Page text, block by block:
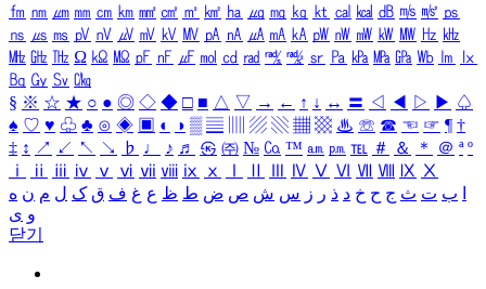
㎙ ㎚ ㎛ ㎜ ㎝ ㎞ ㎟ ㎠ ㎡ ㎢ ㏊ ㎍ ㎎ ㎏ ㏏ ㎈ ㎉ ㏈ ㎧ ㎨ ㎰
㎱ ㎲ ㎳ ㎴ ㎵ ㎶ ㎷ ㎸ ㎹ ㎀ ㎁ ㎂ ㎃ ㎄ ㎺ ㎻ ㎽ ㎾ ㎿ ㎐ ㎑
㎒ ㎓ ㎔ Ω ㏀ ㏁ ㎊ ㎋ ㎌ ㏖ ㏅ ㎭ ㎮ ㎯ ㏛ ㎩ ㎪ ㎫ ㎬ ㏝ ㏐
㏓
㏃ ㏉ ㏜ ㏆
§ ※ ☆ ★ ○ ● ◎ ◇ ◆ □ ■ △ ▽ → ← ↑ ↓ ↔ 〓 ◁ ◀ ▷ ▶ ♤
♠ ♡ ♥ ♧ ♣ ⊙ ◈ ▣ ◐ ◑ ▒ ▤ ▨ ▧ ▦ ▩ ♨ ☏ ☎ ☜ ☞ ¶ †
‡ ↕ ↗ ↙ ↖ ↘ ♭ ♩ ♪ ♬ ㉿ ㈜ № ㏇ ™ ㏂ ㏘ ℡ ＃ ＆ ＊ ＠ ª º
ⅰ
ⅱ ⅲ ⅳ ⅴ ⅵ ⅶ ⅷ ⅸ ⅹ Ⅳ Ⅴ Ⅵ Ⅶ Ⅷ Ⅸ Ⅹ
ب ت ث ج ح خ د ذ ر ز س ش ص ض ط ظ ع غ ف ق ک ل م ن ه
و ی
닫기